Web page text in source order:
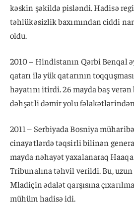
kəskin şəkildə pisləndi. Hadisə
təhlükəsizlik baxımından ciddi
oldu.
2010 – Hindistanın Qərbi Benqal
qatarı ilə yük qatarının
həyatını itirdi. 26 mayda baş
dəhşətli dəmir yolu
2011 – Serbiyada Bosniya
cinayətlərdə təqsirli bilinən
mayda nəhayət yaxalanaraq
Tribunalına təhvil verildi. Bu, uzun
Mladiçin ədalət qarşısına
mühüm hadisə idi.